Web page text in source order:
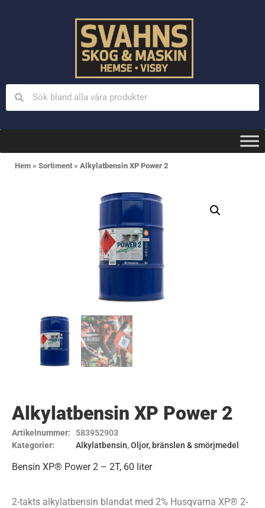
Hem » Sortiment » Alkylatbensin XP Power 2
Alkylatbensin XP Power 2
Artikelnummer:
583952903
Kategorier:
Alkylatbensin,Oljor, bränslen & smörjmedel
Bensin XP® Power 2 – 2T, 60 liter
2-takts alkylatbensin blandat med 2% Husqvarna XP® 2-